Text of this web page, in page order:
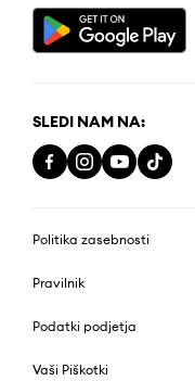
SLEDI NAM NA:
Politika zasebnosti
Pravilnik
Podatki podjetja
Vaši Piškotki